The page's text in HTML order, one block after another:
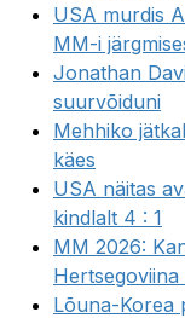
USA murdis
MM-i
Jonathan
suurvõiduni
Mehhiko
käes
USA näitas
kindlalt 4 : 1
MM 2026:
Hertsegoviina
Lõuna-Korea